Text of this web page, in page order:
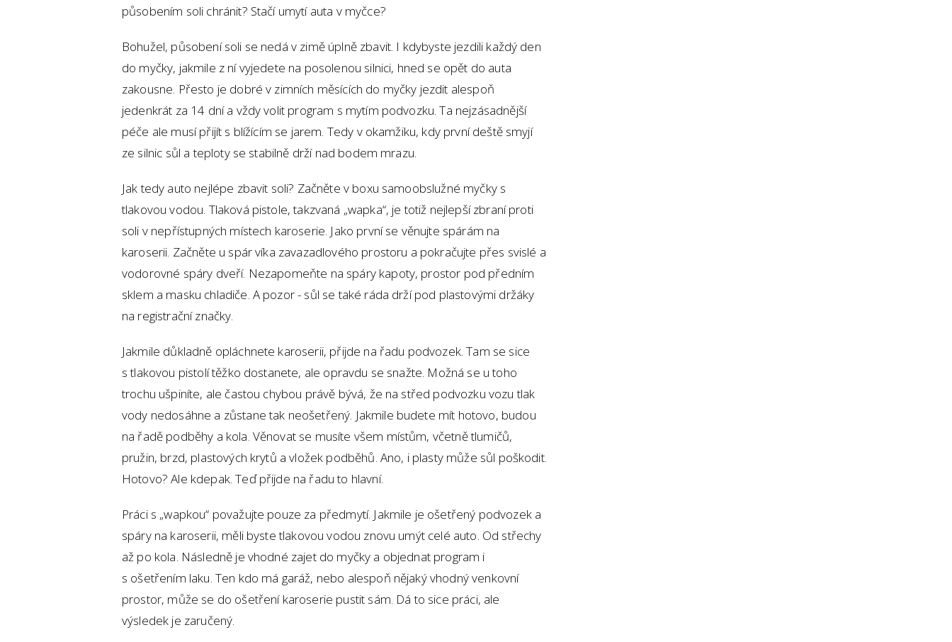
působením soli chránit? Stačí umytí auta v myčce?
Bohužel, působení soli se nedá v zimě úplně zbavit. I kdybyste jezdili každý den
do myčky, jakmile z ní vyjedete na posolenou silnici, hned se opět do auta
zakousne. Přesto je dobré v zimních měsících do myčky jezdit alespoň
jedenkrát za 14 dní a vždy volit program s mytím podvozku. Ta nejzásadnější
péče ale musí přijít s blížícím se jarem. Tedy v okamžiku, kdy první deště smyjí
ze silnic sůl a teploty se stabilně drží nad bodem mrazu.
Jak tedy auto nejlépe zbavit soli? Začněte v boxu samoobslužné myčky s
tlakovou vodou. Tlaková pistole, takzvaná „wapka“, je totiž nejlepší zbraní proti
soli v nepřístupných místech karoserie. Jako první se věnujte spárám na
karoserii. Začněte u spár víka zavazadlového prostoru a pokračujte přes svislé a
vodorovné spáry dveří. Nezapomeňte na spáry kapoty, prostor pod předním
sklem a masku chladiče. A pozor - sůl se také ráda drží pod plastovými držáky
na registrační značky.
Jakmile důkladně opláchnete karoserii, přijde na řadu podvozek. Tam se sice
s tlakovou pistolí těžko dostanete, ale opravdu se snažte. Možná se u toho
trochu ušpiníte, ale častou chybou právě bývá, že na střed podvozku vozu tlak
vody nedosáhne a zůstane tak neošetřený. Jakmile budete mít hotovo, budou
na řadě podběhy a kola. Věnovat se musíte všem místům, včetně tlumičů,
pružin, brzd, plastových krytů a vložek podběhů. Ano, i plasty může sůl poškodit.
Hotovo? Ale kdepak. Teď přijde na řadu to hlavní.
Práci s „wapkou“ považujte pouze za předmytí. Jakmile je ošetřený podvozek a
spáry na karoserii, měli byste tlakovou vodou znovu umýt celé auto. Od střechy
až po kola. Následně je vhodné zajet do myčky a objednat program i
s ošetřením laku. Ten kdo má garáž, nebo alespoň nějaký vhodný venkovní
prostor, může se do ošetření karoserie pustit sám. Dá to sice práci, ale
výsledek je zaručený.